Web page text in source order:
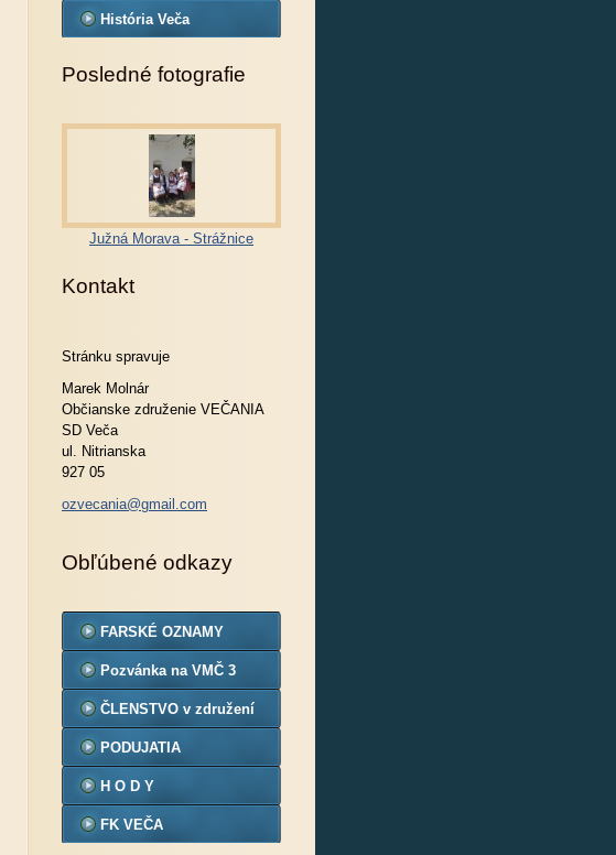
História Veča
Posledné fotografie
Južná Morava - Strážnice
Kontakt
Stránku spravuje
Marek Molnár
Občianske združenie VEČANIA
SD Veča
ul. Nitrianska
927 05
ozvecania@gmail.com
Obľúbené odkazy
FARSKÉ OZNAMY
Pozvánka na VMČ 3
ČLENSTVO v združení
PODUJATIA
H O D Y
FK VEČA